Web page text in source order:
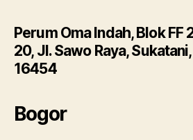
Perum Oma Indah, Blok FF
20, Jl. Sawo Raya,
16454
Bogor